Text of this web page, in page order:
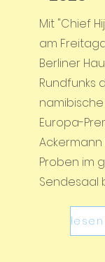
Mit "Chief
am
Berliner
Rundfunks
Europa-
Proben im
Sendesaal